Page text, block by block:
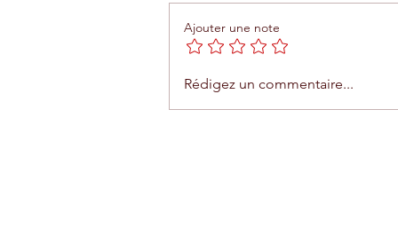
Téléphérique d'Agadir : une
expérience unique entre
Ajouter une note
Rédigez un commentaire...